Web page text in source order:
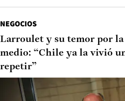
NEGOCIOS
Larroulet y su temor por
medio: “Chile ya la vivió
repetir”